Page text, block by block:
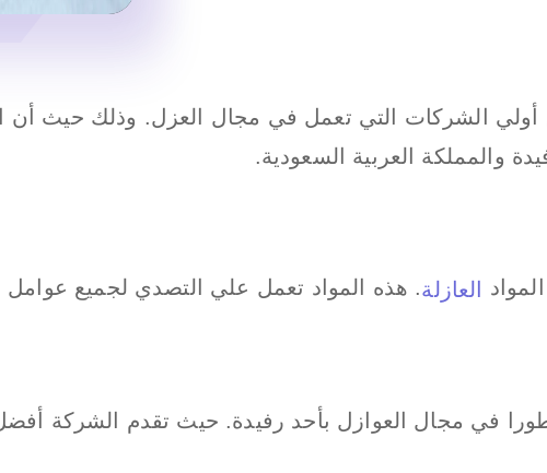
الشركات التي تعمل في مجال العزل. وذلك حيث
والمملكة العربية السعودية.
العازلة. هذه المواد تعمل علي التصدي لجميع
في مجال العوازل بأحد رفيدة. حيث تقدم الشركة